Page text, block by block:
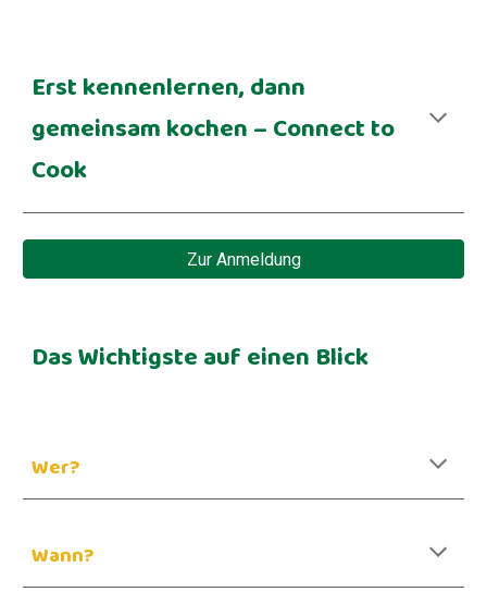
Erst kennenlernen, dann
gemeinsam kochen – Connect to
Cook
Zur Anmeldung
Das Wichtigste auf einen Blick
Wer?
Wann?